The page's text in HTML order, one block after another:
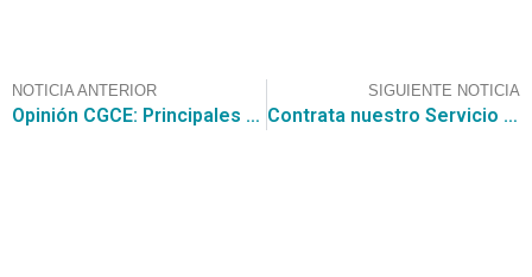
NOTICIA ANTERIOR
Opinión CGCE: Principales tópicos a considerar con la modificación de la Ley de compras para los proveedores que comercializan con el Estado Chileno
SIGUIENTE NOTICIA
Contrata nuestro Servicio de Búsqueda de Oportunidades de Negocios de CGCE, el cual encontró esta Consulta al Mercado (RFI) para “CONTRATACIÓN DE SUSCRIPCIÓN DE APLICACIÓN APP DE SISTEMA DE NAVEGACIÓN DE VUELO”